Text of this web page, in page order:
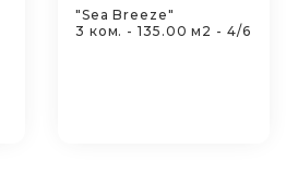
"Sea Breeze"
3 ком. - 135.00 м2 - 4/6